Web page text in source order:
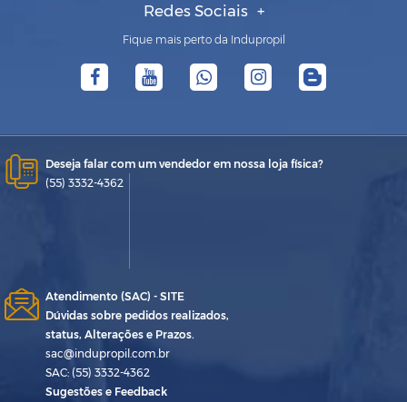
Redes Sociais
Fique mais perto da Indupropil
Deseja falar com um vendedor em nossa loja física?
(55) 3332-4362
Atendimento (SAC) - SITE
Dúvidas sobre pedidos realizados,
status, Alterações e Prazos.
sac@indupropil.com.br
SAC: (55) 3332-4362
Sugestões e Feedback